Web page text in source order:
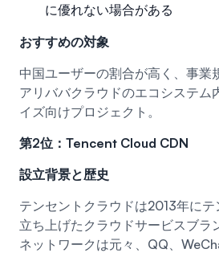
に優れない場合がある
おすすめの対象
中国ユーザーの割合が高く、事業
アリババクラウドのエコシステム
イズ向けプロジェクト。
第2位：Tencent Cloud CDN
設立背景と歴史
テンセントクラウドは2013年に
立ち上げたクラウドサービスブラ
ネットワークは元々、QQ、